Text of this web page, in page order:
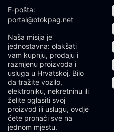
E-pošta:
portal@otokpag.net
Naša misija je
jednostavna: olakšati
vam kupnju, prodaju i
razmjenu proizvoda i
usluga u Hrvatskoj. Bilo
da tražite vozilo,
elektroniku, nekretninu ili
želite oglasiti svoj
proizvod ili uslugu, ovdje
ćete pronaći sve na
jednom mjestu.